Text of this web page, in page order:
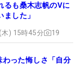
るも桑木志帆のVに
ました」
) 15時45分 19
わった悔しさ「自分